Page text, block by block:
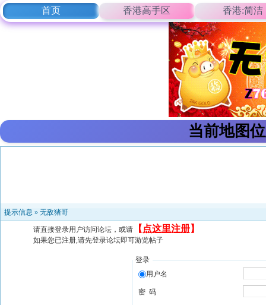
首页 香港高手区 香港:简洁
当前地图
提示信息 » 无敌猪哥
请直接登录用户访问论坛，或请 【 点这里注册】
如果您已注册,请先登录论坛即可游览帖子
登录
用户名
密 码